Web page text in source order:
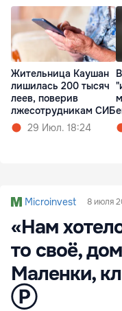
Жительница Каушан
лишилась 200 тысяч
леев, поверив
лжесотрудникам СИБ
29 Июл. 18:24
Microinvest 8 июля
«Нам
то своё,
Маленки,
Ⓟ